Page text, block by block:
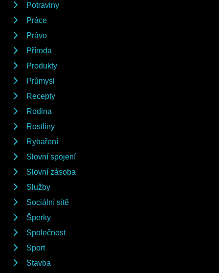
Potraviny
Práce
Právo
Příroda
Produkty
Průmysl
Recepty
Rodina
Rostliny
Rybaření
Slovní spojení
Slovní zásoba
Služby
Sociální sítě
Šperky
Společnost
Sport
Stavba